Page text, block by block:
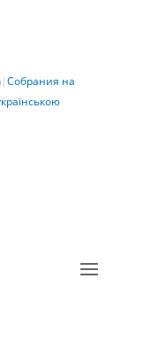
|Собрания на